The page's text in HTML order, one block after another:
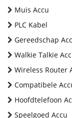
Muis Accu
PLC Kabel
Gereedschap
Walkie Talkie
Wireless Router
Compatibele
Hoofdtelefoon
Speelgoed Accu